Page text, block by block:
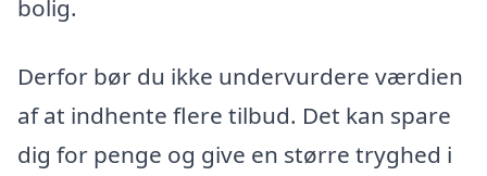
bolig.
Derfor bør du ikke undervurdere værdien
af at indhente flere tilbud. Det kan spare
dig for penge og give en større tryghed i